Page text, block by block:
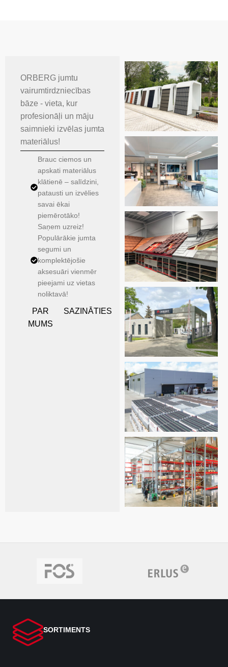
ORBERG jumtu
vairumtirdzniecības
bāze - vieta, kur
profesionāļi un māju
saimnieki izvēlas jumta
materiālus!
Brauc ciemos un
apskati materiālus
klātienē – salīdzini,
patausti un izvēlies
savai ēkai
piemērotāko!
Saņem uzreiz!
Populārākie jumta
segumi un
komplektējošie
aksesuāri vienmēr
pieejami uz vietas
noliktavā!
PAR
MUMS
SAZINĀTIES
SORTIMENTS